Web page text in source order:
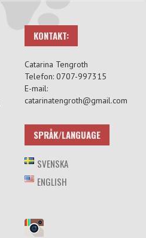
KONTAKT:
Catarina Tengroth
Telefon: 0707-997315
E-mail:
catarinatengroth@gmail.com
SPRÅK/LANGUAGE
SVENSKA
ENGLISH